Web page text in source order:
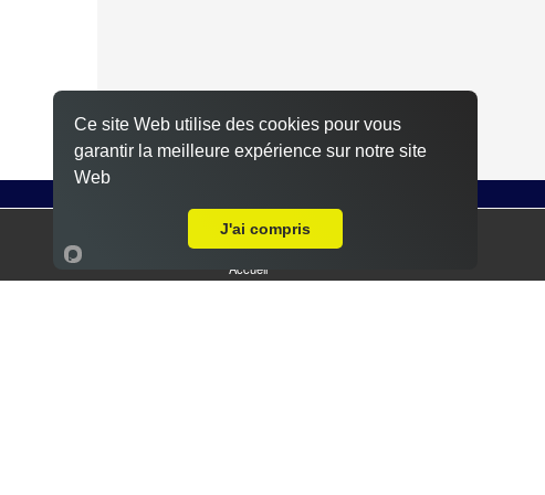
raclette, sauce poivré
Accueil
Ce site Web utilise des cookies pour vous
garantir la meilleure expérience sur notre site
Web
J'ai compris